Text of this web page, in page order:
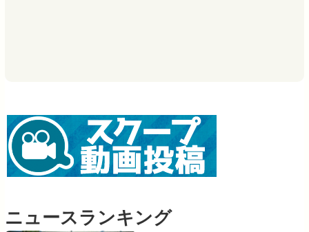
ニュースランキング